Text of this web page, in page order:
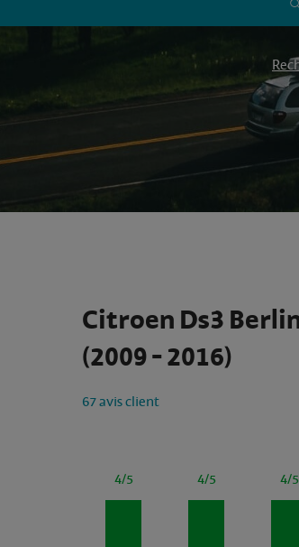
Citroen Ds3
(2009 - 2016)
67 avis client
4/5 4/5 4/5